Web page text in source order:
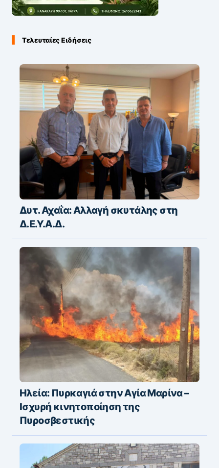
Τελευταίες Ειδήσεις
Δυτ. Αχαΐα: Αλλαγή σκυτάλης στη
Δ.Ε.Υ.Α.Δ.
Ηλεία: Πυρκαγιά στην Αγία Μαρίνα –
Ισχυρή κινητοποίηση της
Πυροσβεστικής